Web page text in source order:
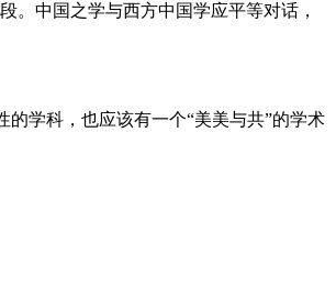
。中国之学与西方中国学应平等对话，
学科，也应该有一个“美美与共”的学术